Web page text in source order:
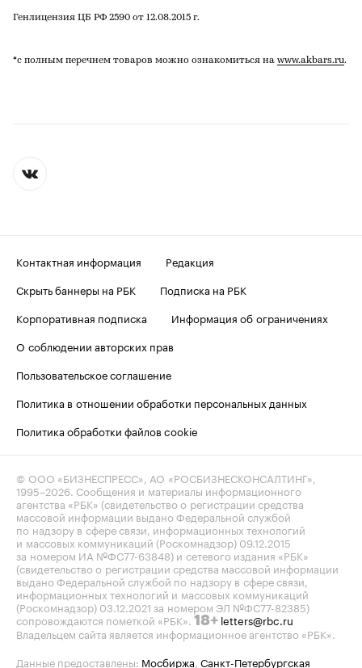
Генлицензия ЦБ РФ 2590 от 12.08.2015 г.
*с полным перечнем товаров можно ознакомиться на www.akbars.ru.
Контактная информация
Редакция
Скрыть баннеры на РБК
Подписка на РБК
Корпоративная подписка
Информация об ограничениях
О соблюдении авторских прав
Пользовательское соглашение
Политика в отношении обработки персональных данных
Политика обработки файлов cookie
© ООО «БИЗНЕСПРЕСС», АО «РОСБИЗНЕСКОНСАЛТИНГ»,
1995–2026. Сообщения и материалы информационного
агентства «РБК» (свидетельство о регистрации средства
массовой информации выдано Федеральной службой
по надзору в сфере связи, информационных технологий
и массовых коммуникаций (Роскомнадзор) 09.12.2015
за номером ИА №ФС77-63848) и сетевого издания «РБК»
(свидетельство о регистрации средства массовой информации
выдано Федеральной службой по надзору в сфере связи,
информационных технологий и массовых коммуникаций
(Роскомнадзор) 03.12.2021 за номером ЭЛ №ФС77-82385)
сопровождаются пометкой «РБК». 18+ letters@rbc.ru
Владельцем сайта является информационное агентство «РБК».
Данные предоставлены: Мосбиржа, Санкт-Петербургская